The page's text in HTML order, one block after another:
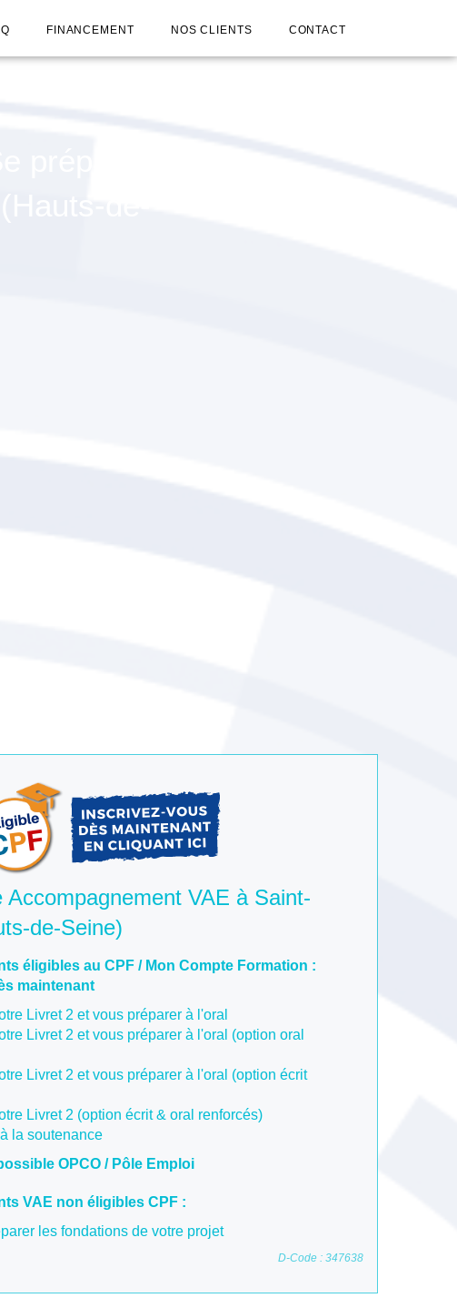
FINANCEMENT NOS CLIENTS CONTACT
Accompagnement VAE à Saint-
de-Seine)
éligibles au CPF / Mon Compte Formation :
maintenant
Livret 2 et vous préparer à l'oral
Livret 2 et vous préparer à l'oral (option oral
Livret 2 et vous préparer à l'oral (option écrit
Livret 2 (option écrit & oral renforcés)
la soutenance
OPCO / Pôle Emploi
VAE non éligibles CPF :
les fondations de votre projet
D-Code : 347638